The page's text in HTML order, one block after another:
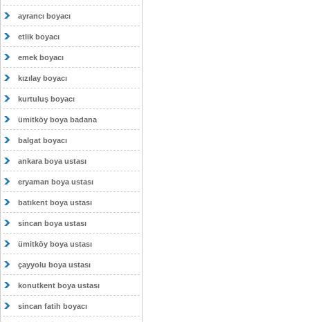
ayrancı boyacı
etlik boyacı
emek boyacı
kızılay boyacı
kurtuluş boyacı
ümitköy boya badana
balgat boyacı
ankara boya ustası
eryaman boya ustası
batıkent boya ustası
sincan boya ustası
ümitköy boya ustası
çayyolu boya ustası
konutkent boya ustası
sincan fatih boyacı